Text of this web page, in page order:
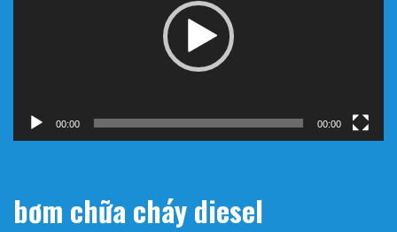
00:00 00:00
bơm chữa cháy diesel